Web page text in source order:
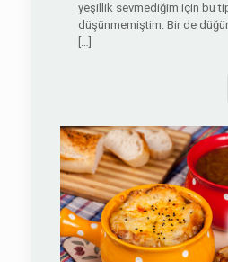
yeşillik sevmediğim için bu
düşünmemiştim. Bir de
[…]